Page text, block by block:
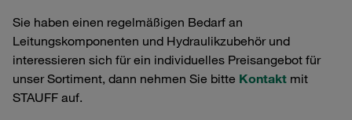
Sie haben einen regelmäßigen Bedarf an
Leitungskomponenten und Hydraulikzubehör und
interessieren sich für ein individuelles Preisangebot für
unser Sortiment, dann nehmen Sie bitte Kontakt mit
STAUFF auf.